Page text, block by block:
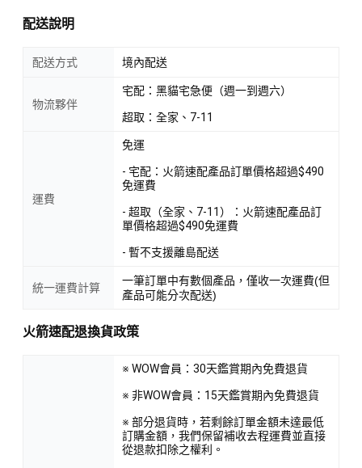
配送說明
配送方式 境內配送
物流夥伴
宅配：黑貓宅急便（週一到週六）
超取：全家、7-11
運費
免運
- 宅配：火箭速配產品訂單價格超過$490
免運費
- 超取（全家、7-11）：火箭速配產品訂
單價格超過$490免運費
- 暫不支援離島配送
統一運費計算
一筆訂單中有數個產品，僅收一次運費(但
產品可能分次配送)
火箭速配退換貨政策
※ WOW會員：30天鑑賞期內免費退貨
※ 非WOW會員：15天鑑賞期內免費退貨
※ 部分退貨時，若剩餘訂單金額未達最低
訂購金額，我們保留補收去程運費並直接
從退款扣除之權利。